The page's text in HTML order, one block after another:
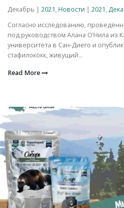
Декабрь | 2021,Новости | 2021,
Согласно исследованию,
под руководством Алана О’Нила из
университета в Сан-Диего и
стафилококк, живущий...
Read More